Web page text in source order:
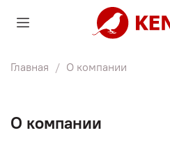
Главная О компании
О компании